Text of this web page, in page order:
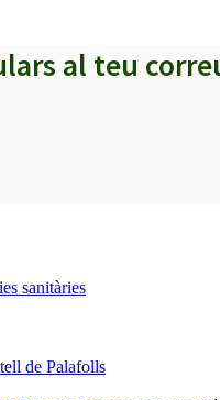
al teu
sanitàries
de Palafolls